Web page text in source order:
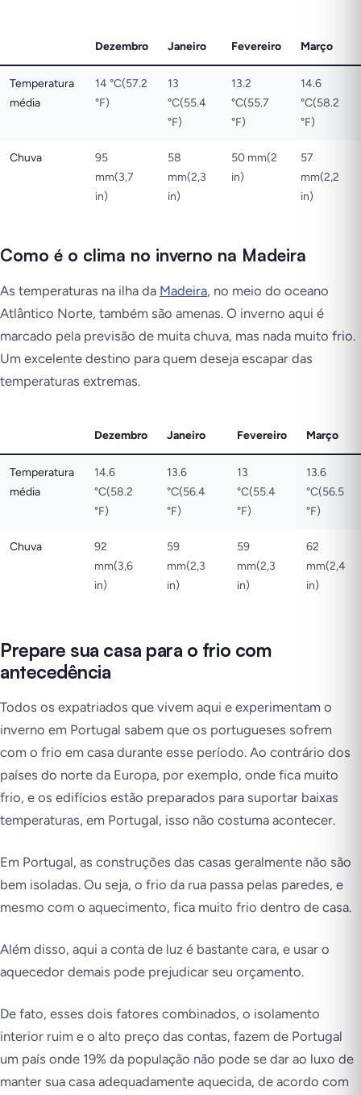
Dezembro Janeiro Fevereiro Março
Temperatura
média
14 °C(57.2
°F)
13
°C(55.4
°F)
13.2
°C(55.7
°F)
14.6
°C(58.2
°F)
Chuva
95
mm(3,7
in)
58
mm(2,3
in)
50 mm(2
in)
57
mm(2,2
in)
Como é o clima no inverno na Madeira
As temperaturas na ilha da Madeira, no meio do oceano
Atlântico Norte, também são amenas. O inverno aqui é
marcado pela previsão de muita chuva, mas nada muito frio.
Um excelente destino para quem deseja escapar das
temperaturas extremas.
Dezembro Janeiro Fevereiro Março
Temperatura
média
14.6
°C(58.2
°F)
13.6
°C(56.4
°F)
13
°C(55.4
°F)
13.6
°C(56.5
°F)
Chuva
92
mm(3,6
in)
59
mm(2,3
in)
59
mm(2,3
in)
62
mm(2,4
in)
Prepare sua casa para o frio com
antecedência
Todos os expatriados que vivem aqui e experimentam o
inverno em Portugal sabem que os portugueses sofrem
com o frio em casa durante esse período. Ao contrário dos
países do norte da Europa, por exemplo, onde fica muito
frio, e os edifícios estão preparados para suportar baixas
temperaturas, em Portugal, isso não costuma acontecer.
Em Portugal, as construções das casas geralmente não são
bem isoladas. Ou seja, o frio da rua passa pelas paredes, e
mesmo com o aquecimento, fica muito frio dentro de casa.
Além disso, aqui a conta de luz é bastante cara, e usar o
aquecedor demais pode prejudicar seu orçamento.
De fato, esses dois fatores combinados, o isolamento
interior ruim e o alto preço das contas, fazem de Portugal
um país onde 19% da população não pode se dar ao luxo de
manter sua casa adequadamente aquecida, de acordo com